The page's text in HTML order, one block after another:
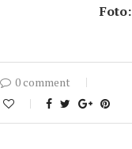
Foto:
0 comment